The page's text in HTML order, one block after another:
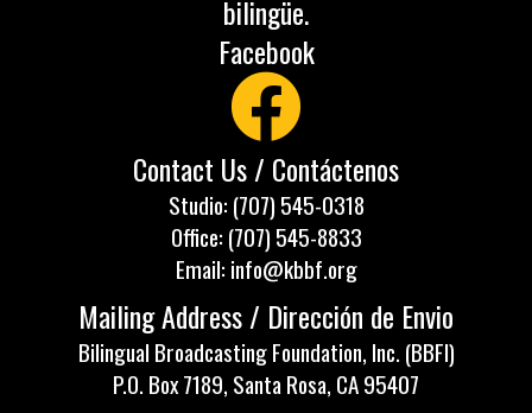
bilingüe.
Facebook
Contact Us / Contáctenos
Studio: (707) 545-0318
Office: (707) 545-8833
Email: info@kbbf.org
Mailing Address / Dirección de Envio
Bilingual Broadcasting Foundation, Inc. (BBFI)
P.O. Box 7189, Santa Rosa, CA 95407